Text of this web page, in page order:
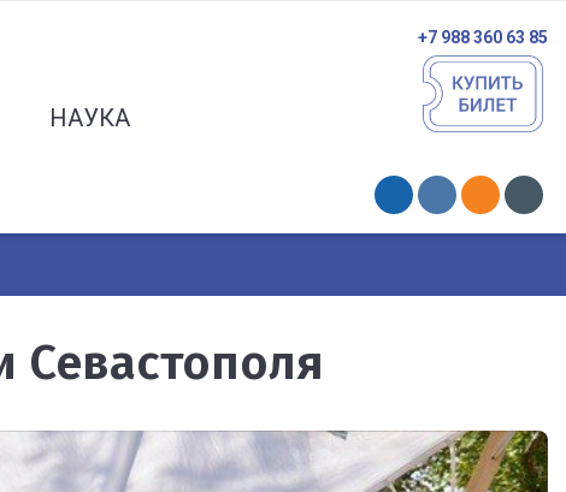
НАУКА
+7 988 360 63 85
Севастополя